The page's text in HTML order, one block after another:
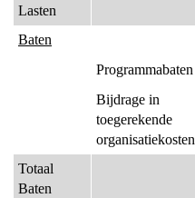
Lasten
Baten
Programmabaten
Bijdrage in
toegerekende
organisatiekosten
Totaal
Baten